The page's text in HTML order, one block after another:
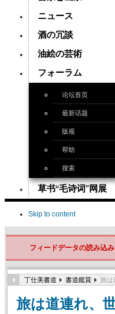
ニュース
酒の冗談
油絵の芸術
フォーラム
论坛首页
最新话题
版规
帮助
搜索
草书“毛诗词”网展
Skip to content
フィードデータの読み込
丁仕美書道 書道鑑賞 旅は
旅は道連れ、